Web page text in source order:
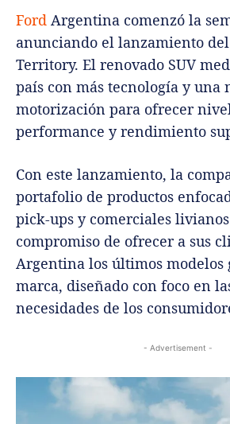
Ford Argentina comenzó la
anunciando el lanzamiento
Territory. El renovado SUV
país con más tecnología y una
motorización para ofrecer
performance y rendimiento
Con este lanzamiento, la
portafolio de productos
pick-ups y comerciales
compromiso de ofrecer a sus
Argentina los últimos modelos
marca, diseñado con foco en
necesidades de los
- Advertisement -